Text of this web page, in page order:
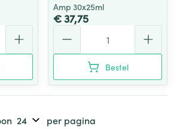
Amp 30x25ml
€ 37,75
Bestel
per pagina